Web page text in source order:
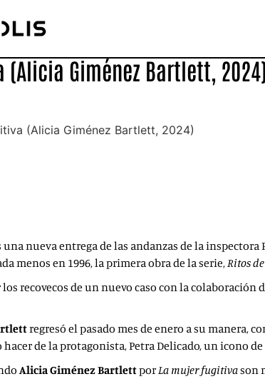
Giménez Bartlett,
una nueva entrega de las andanzas de la
menos en 1996, la primera obra de la serie,Ritos
los recovecos de un nuevo caso con la
regresó el pasado mes de enero a su manera,
de la protagonista, Petra Delicado, un icono
Alicia Giménez BartlettporLa mujer fugitivason